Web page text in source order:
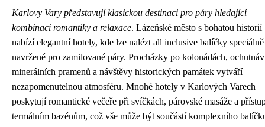
Karlovy Vary představují klasickou destinaci pro páry hledající
kombinaci romantiky a relaxace. Lázeňské město s bohatou historií
nabízí elegantní hotely, kde lze nalézt all inclusive balíčky speciálně
navržené pro zamilované páry. Procházky po kolonádách,
minerálních pramenů a návštěvy historických památek vytváří
nezapomenutelnou atmosféru. Mnohé hotely v Karlových Varech
poskytují romantické večeře při svíčkách, párovské masáže a
termálním bazénům, což vše může být součástí komplexního